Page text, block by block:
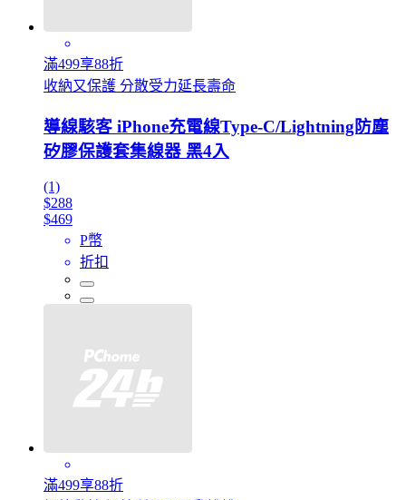
滿499享88折
收納又保護 分散受力延長壽命
導線駭客 iPhone充電線Type-C/Lightning防塵
矽膠保護套集線器 黑4入
(1)
$288
$469
P幣
折扣
滿499享88折